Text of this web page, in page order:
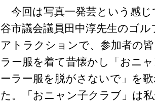
今回は写真一発芸という感じ
谷市議会議員田中淳先生のゴ
アトラクションで、参加者の
ラー服を着て昔懐かし「おニ
ーラー服を脱がさないで」を
た。「おニャン子クラブ」は